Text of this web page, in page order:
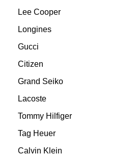
Lee Cooper
Longines
Gucci
Citizen
Grand Seiko
Lacoste
Tommy Hilfiger
Tag Heuer
Calvin Klein